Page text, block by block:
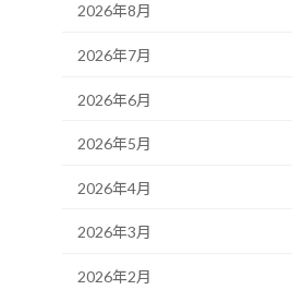
2026年8月
2026年7月
2026年6月
2026年5月
2026年4月
2026年3月
2026年2月